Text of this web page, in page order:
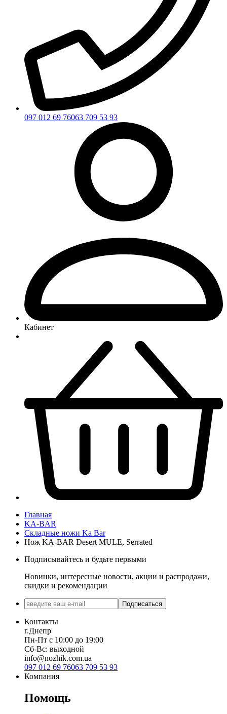
097 012 69 76063 709 53 93
Кабинет
Главная
KA-BAR
Складные ножи Ka Bar
Нож KA-BAR Desert MULE, Serrated
Подписывайтесь и будьте первыми
Новинки, интересные новости, акции и распродажи,
скидки и рекомендации
Подписаться
Контакты
г.Днепр
Пн-Пт с 10:00 до 19:00
Сб-Вс: выходной
info@nozhik.com.ua
097 012 69 76063 709 53 93
Компания
Помощь